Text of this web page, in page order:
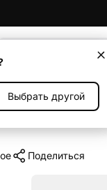
Выбрать другой
и колонки
Поделиться